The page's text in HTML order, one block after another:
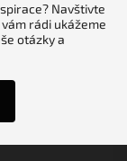
Navštivte
rádi ukážeme
otázky a